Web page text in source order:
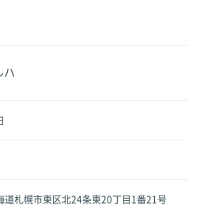
ハ
道札幌市東区北24条東20丁目1番21号